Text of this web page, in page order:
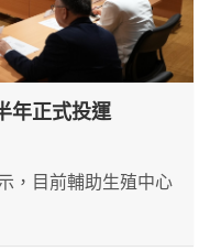
年正式投運
目前輔助生殖中心